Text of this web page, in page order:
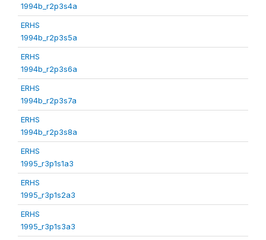
1994b_r2p3s4a
ERHS
1994b_r2p3s5a
ERHS
1994b_r2p3s6a
ERHS
1994b_r2p3s7a
ERHS
1994b_r2p3s8a
ERHS
1995_r3p1s1a3
ERHS
1995_r3p1s2a3
ERHS
1995_r3p1s3a3